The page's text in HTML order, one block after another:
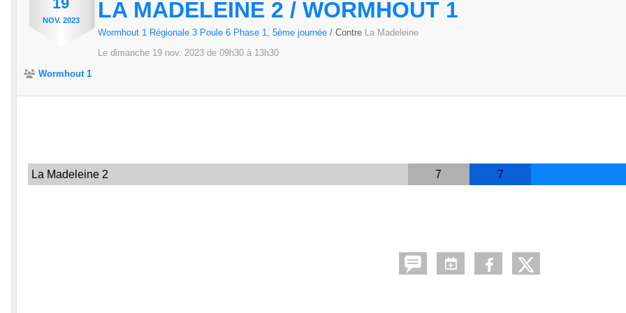
NOV. 2023 LA MADELEINE 2 / WORMHOUT 1
Wormhout 1 Régionale 3 Poule 6 Phase 1, 5ème journée / Contre La Madeleine
Le dimanche 19 nov. 2023 de 09h30 à 13h30
Wormhout 1
La Madeleine 2 7 7